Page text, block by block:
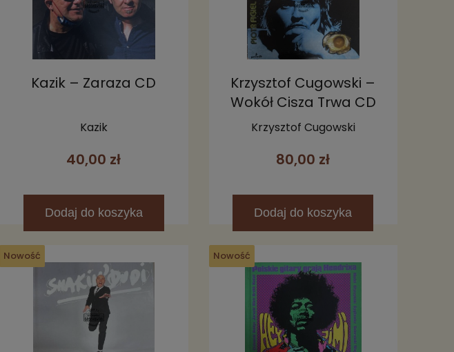
Kazik – Zaraza CD
Kazik
40,00 zł
Dodaj do koszyka
Krzysztof Cugowski –
Wokół Cisza Trwa CD
(Limited Edition)
Krzysztof Cugowski
80,00 zł
Dodaj do koszyka
Nowość Nowość